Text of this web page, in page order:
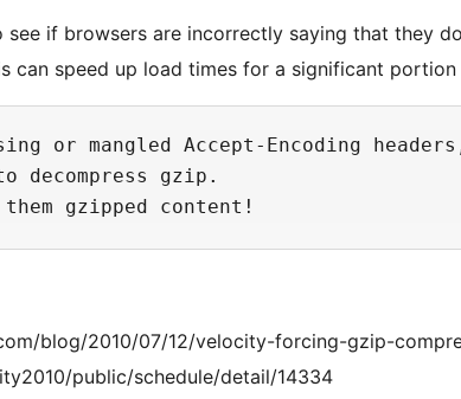
see if browsers are incorrectly saying that they
can speed up load times for a significant portion
or mangled Accept-Encoding
gzip.
blog/2010/07/12/velocity-forcing-gzip-
public/schedule/detail/14334